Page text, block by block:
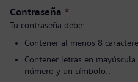
Contraseña *
Tu contraseña debe:
Contener al menos 8
Contener letras en
número y un símbolo..